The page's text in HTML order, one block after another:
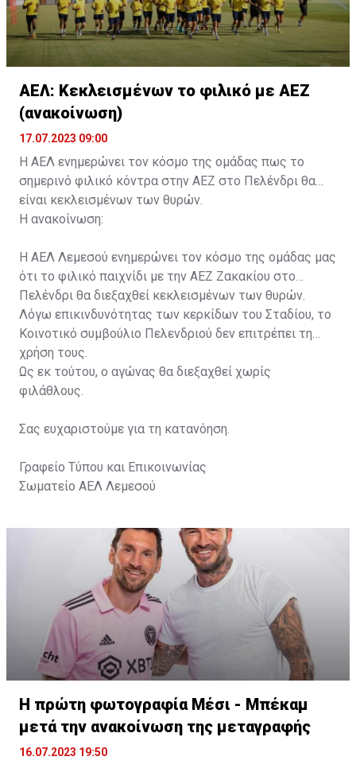
ΑΕΛ: Κεκλεισμένων το φιλικό με ΑΕΖ
(ανακοίνωση)
17.07.2023 09:00
Η ΑΕΛ ενημερώνει τον κόσμο της ομάδας πως το
σημερινό φιλικό κόντρα στην ΑΕΖ στο Πελένδρι θα
είναι κεκλεισμένων των θυρών.
Η ανακοίνωση:
Η ΑΕΛ Λεμεσού ενημερώνει τον κόσμο της ομάδας μας
ότι το φιλικό παιχνίδι με την ΑΕΖ Ζακακίου στο
Πελένδρι θα διεξαχθεί κεκλεισμένων των θυρών.
Λόγω επικινδυνότητας των κερκίδων του Σταδίου, το
Κοινοτικό συμβούλιο Πελενδριού δεν επιτρέπει τη
χρήση τους.
Ως εκ τούτου, ο αγώνας θα διεξαχθεί χωρίς
φιλάθλους.
Σας ευχαριστούμε για τη κατανόηση.
Γραφείο Τύπου και Επικοινωνίας
Σωματείο ΑΕΛ Λεμεσού
Η πρώτη φωτογραφία Μέσι - Μπέκαμ
μετά την ανακοίνωση της μεταγραφής
16.07.2023 19:50